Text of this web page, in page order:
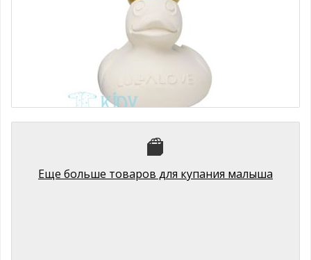
Белая уточка для ванны ROYAL DUCK Lullalove
1340 руб.
Еще больше товаров для купания малыша